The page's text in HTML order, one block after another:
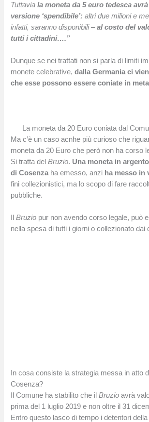
Tuttaviala moneta da 5 euro tedesca
versione ‘spendibile’: altri due milioni e
infatti, saranno disponibili –al costo del
tutti i cittadini….”
Dunque se nei trattati non si parla di limiti
monete celebrative,dalla Germania ci
che esse possono essere coniate in
La moneta da 20 Euro coniata dal
Ma c’è un caso acnhe più curioso che
moneta da 20 Euro che però non ha corso
Si tratta delBruzio. Una moneta in
di Cosenza ha emesso, anzi ha messo in
fini collezionistici, ma lo scopo di fare
pubbliche.
IlBruzio pur non avendo corso legale, può
nella spesa di tutti i giorni o collezionato dai
In cosa consiste la strategia messa in atto
Cosenza?
Il Comune ha stabilito che ilBruzio avrà
prima del 1 luglio 2019 e non oltre il 31
Entro questo lasco di tempo i detentori